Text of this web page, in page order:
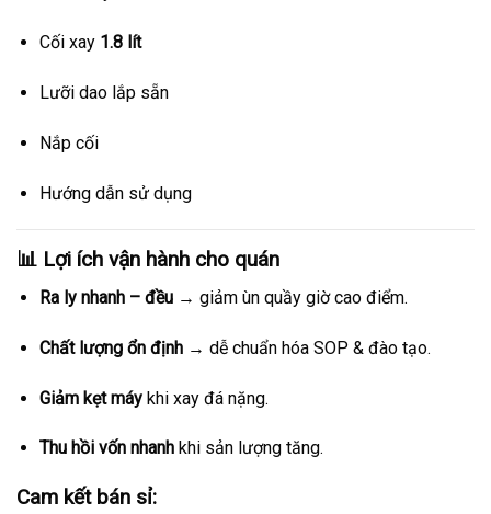
Cối xay 1.8 lít
Lưỡi dao lắp sẵn
Nắp cối
Hướng dẫn sử dụng
📊 Lợi ích vận hành cho quán
Ra ly nhanh – đều→ giảm ùn quầy giờ cao điểm.
Chất lượng ổn định→ dễ chuẩn hóa SOP & đào tạo.
Giảm kẹt máykhi xay đá nặng.
Thu hồi vốn nhanhkhi sản lượng tăng.
Cam kết bán sỉ: